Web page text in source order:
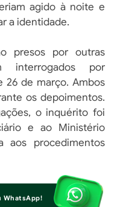
agido à noite e
a identidade.
presos por outras
interrogados por
26 de março. Ambos
os depoimentos.
o inquérito foi
e ao Ministério
aos procedimentos
WhatsApp!